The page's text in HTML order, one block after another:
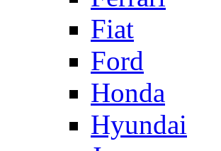
Fiat
Ford
Honda
Hyundai